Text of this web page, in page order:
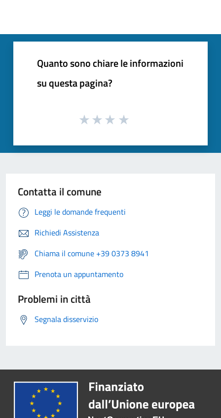
Quanto sono chiare le informazioni
su questa pagina?
Contatta il comune
Leggi le domande frequenti
Richiedi Assistenza
Chiama il comune +39 0373 8941
Prenota un appuntamento
Problemi in città
Segnala disservizio